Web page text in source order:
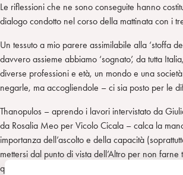
Le riflessioni che ne sono conseguite hanno
dialogo condotto nel corso della mattinata con i
Un tessuto a mio parere assimilabile alla ‘stoffa
davvero assieme abbiamo ‘sognato’, da tutta
diverse professioni e età, un mondo e una
negarle, ma accogliendole – ci sia posto per le
Thanopulos – aprendo i lavori intervistato da
da Rosalia Meo per Vicolo Cicala – calca la
importanza dell’ascolto e della capacità
mettersi dal punto di vista dell’Altro per non farne
qualcuno (spesso ridotto a cosa) da rinchiudere,